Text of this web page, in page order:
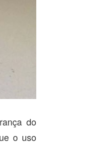
do
o uso